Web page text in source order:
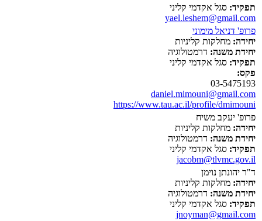
תפקיד: סגל אקדמי קליני
yael.leshem@gmail.com
פרופ' דניאל מימוני
יחידה: מחלקות קליניות
יחידת משנה: דרמטולוגיה
תפקיד: סגל אקדמי קליני
פקס:
03-5475193
daniel.mimouni@gmail.com
https://www.tau.ac.il/profile/dmimouni
פרופ' יעקב משיח
יחידה: מחלקות קליניות
יחידת משנה: דרמטולוגיה
תפקיד: סגל אקדמי קליני
jacobm@tlvmc.gov.il
ד"ר יהונתן נוימן
יחידה: מחלקות קליניות
יחידת משנה: דרמטולוגיה
תפקיד: סגל אקדמי קליני
jnoyman@gmail.com